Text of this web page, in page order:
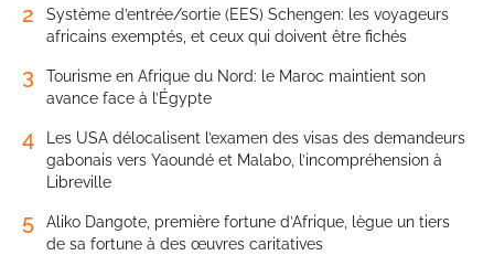
2
Système d’entrée/sortie (EES) Schengen: les voyageurs
africains exemptés, et ceux qui doivent être fichés
3
Tourisme en Afrique du Nord: le Maroc maintient son
avance face à l’Égypte
4
Les USA délocalisent l’examen des visas des demandeurs
gabonais vers Yaoundé et Malabo, l’incompréhension à
Libreville
5
Aliko Dangote, première fortune d’Afrique, lègue un tiers
de sa fortune à des œuvres caritatives